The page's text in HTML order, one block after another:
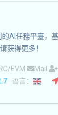
AI任務平臺，
获得更多！
EVM Mail
语言：